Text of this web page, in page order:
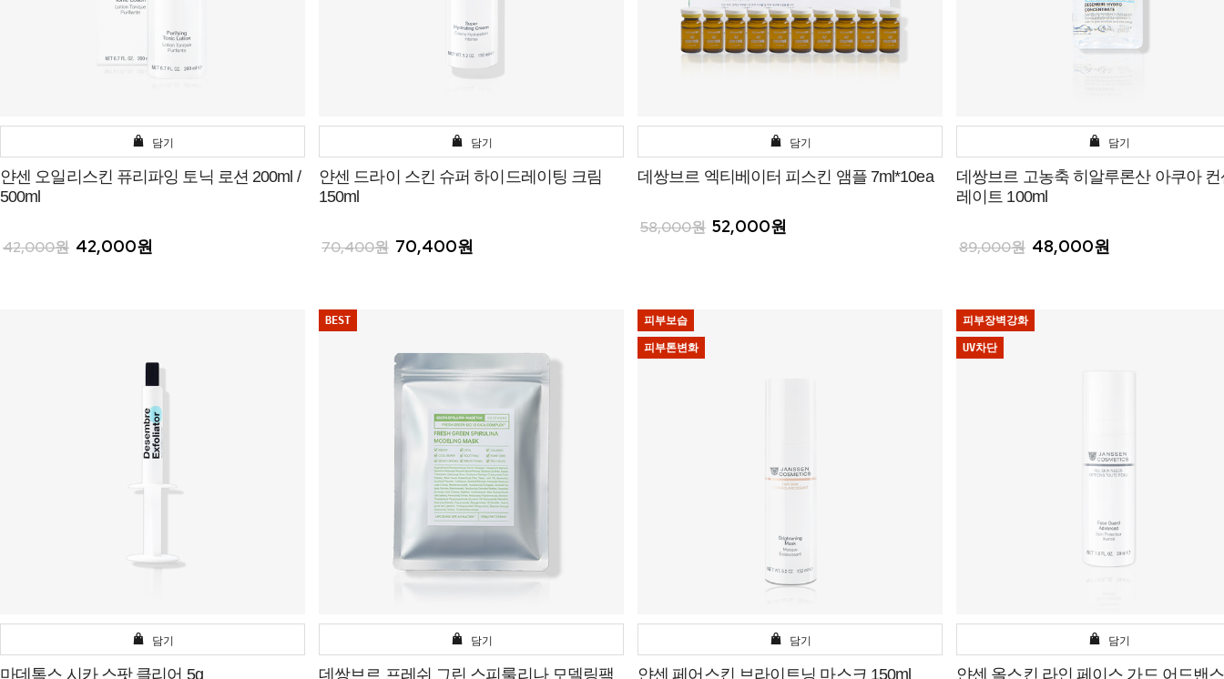
담기
얀센 오일리스킨 퓨리파잉 토닉 로션 200ml /
500ml
42,000원 42,000원
담기
얀센 드라이 스킨 슈퍼 하이드레이팅 크림
150ml
70,400원 70,400원
담기
데쌍브르 엑티베이터 피스킨 앰플 7ml*10ea
58,000원 52,000원
담기
데쌍브르 고농축 히알루론산 아쿠아
레이트 100ml
89,000원 48,000원
담기
마데톡스 시카 스팟 클리어 5g
BEST
담기
데쌍브르 프레쉬 그린 스피룰리나 모델링팩
피부보습
피부톤변화
담기
얀센 페어스킨 브라이트닝 마스크 150ml
피부장벽강화
UV차단
담기
얀센 올스킨 라인 페이스 가드 어드밴스